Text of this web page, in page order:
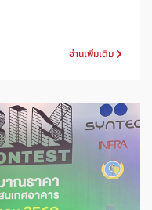
อ่านเพิ่มเติม